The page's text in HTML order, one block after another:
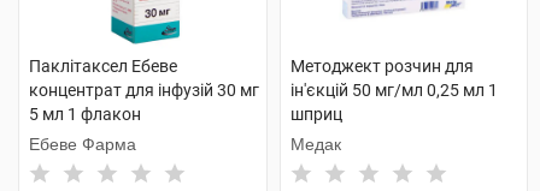
Паклітаксел Ебеве
концентрат для інфузій 30 мг
5 мл 1 флакон
Ебеве Фарма
Методжект розчин для
ін'єкцій 50 мг/мл 0,25 мл 1
шприц
Медак